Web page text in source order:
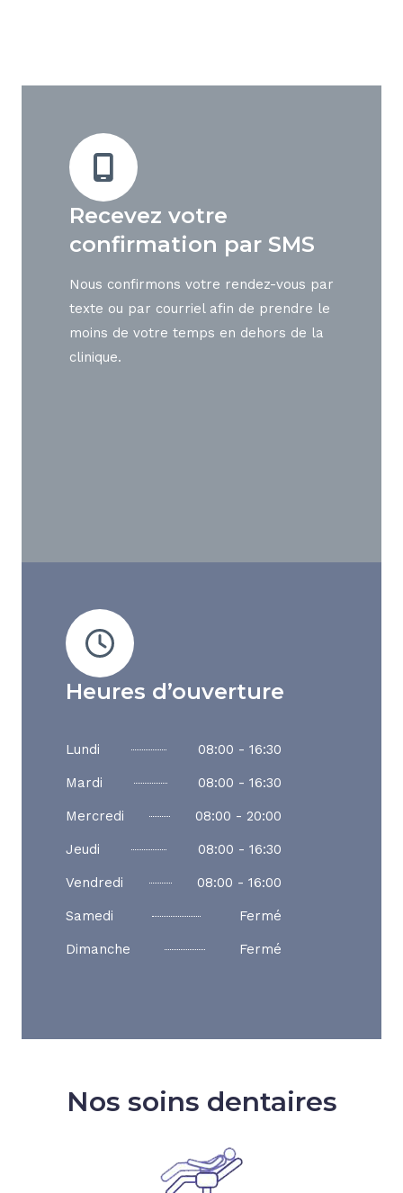
Recevez votre
confirmation par SMS
Nous confirmons votre rendez-vous par
texte ou par courriel afin de prendre le
moins de votre temps en dehors de la
clinique.
Heures d’ouverture
Lundi 08:00 - 16:30
Mardi 08:00 - 16:30
Mercredi 08:00 - 20:00
Jeudi 08:00 - 16:30
Vendredi 08:00 - 16:00
Samedi Fermé
Dimanche Fermé
Nos soins dentaires